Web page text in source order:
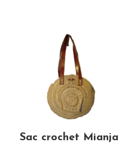
Sac crochet Mianja